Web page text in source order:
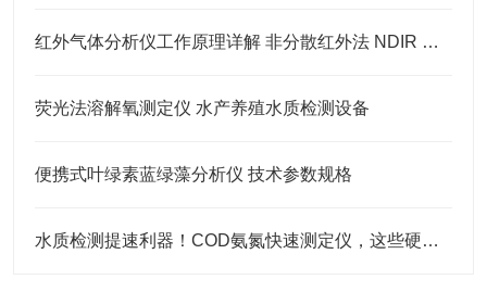
红外气体分析仪工作原理详解 非分散红外法 NDIR 原理解析
荧光法溶解氧测定仪 水产养殖水质检测设备
便携式叶绿素蓝绿藻分析仪 技术参数规格
水质检测提速利器！COD氨氮快速测定仪，这些硬核特点藏不住了